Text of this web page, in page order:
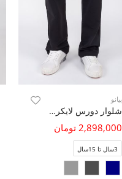
پیانو
شلوار دورس لایکرا فاقد جنسیت (ست با کد 11433)
2,898,000 تومان
3سال تا 15سال